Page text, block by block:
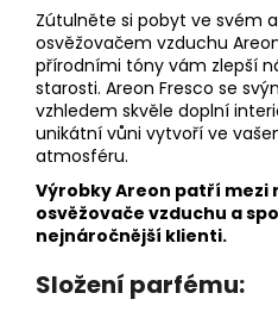
Zútulněte si pobyt ve svém
osvěžovačem vzduchu
přírodními tóny vám zlepší
starosti. Areon Fresco se
vzhledem skvěle doplní
unikátní vůni vytvoří ve
atmosféru.
Výrobky Areon patří mezi
osvěžovače vzduchu a
nejnáročnější klienti.
Složení parfému:
SADA
KUSY
67
Kč